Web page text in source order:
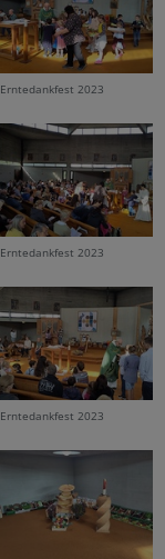
Erntedankfest 2023
Erntedankfest 2023
Erntedankfest 2023